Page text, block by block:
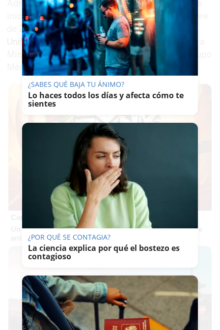
Administrativo, se enmarca en el procedimiento
iniciado por la organización ecologista en octubre
de 2024contra la Autorización Ambiental
Unificadaconcedida en julio de ese mismo año a
Minera Los Frailes, filial del grupo mexicano Grupo
México.
Corepunk MMORPG
Un verdadero MMORPG de la vieja escuela ¡Cómo los de
antes, pero mejor!
¿SABES QUÉ BAJA TU ÁNIMO?
Lo haces todos los días y afecta cómo te
sientes
¿POR QUÉ SE CONTAGIA?
La ciencia explica por qué el bostezo es
contagioso